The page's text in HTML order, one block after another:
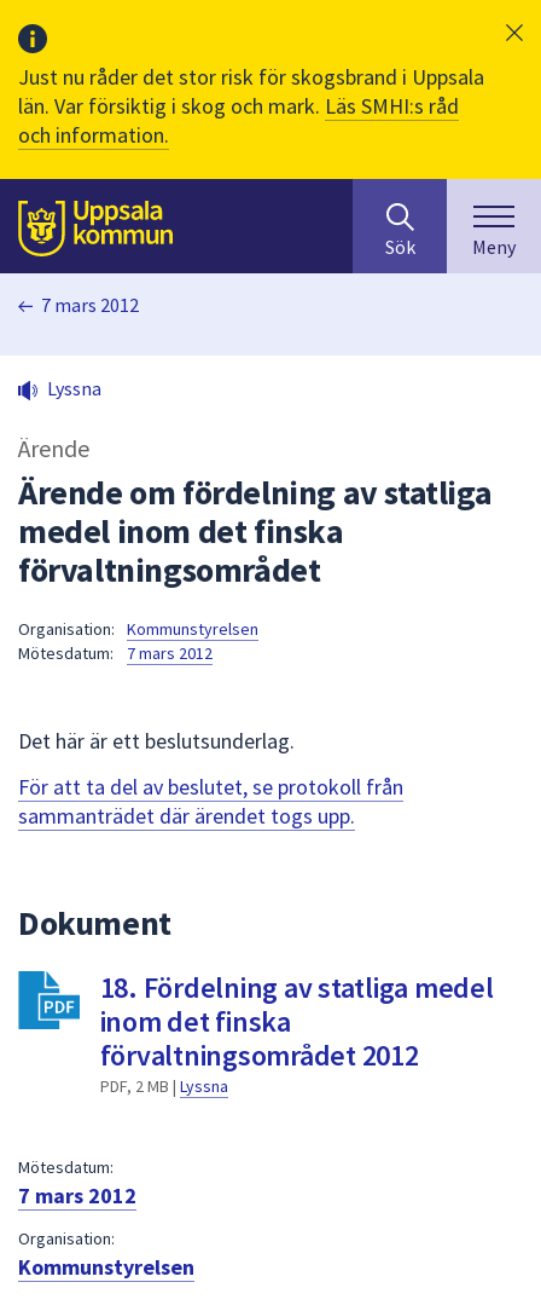
Just nu råder det stor risk för skogsbrand i Uppsala
län. Var försiktig i skog och mark. Läs SMHI:s råd
och information.
Till sidans
huvudinnehåll
efter
innehåll
på
sökfältet
kommer
att
navigera
mellan
att
välja
av
Sök Meny
7 mars 2012
Lyssna
Ärende
Ärende om fördelning av statliga
medel inom det finska
förvaltningsområdet
Organisation:
Kommunstyrelsen
Mötesdatum:
7 mars 2012
Det här är ett beslutsunderlag.
För att ta del av beslutet, se protokoll från
sammanträdet där ärendet togs upp.
Dokument
18. Fördelning av statliga medel
inom det finska
förvaltningsområdet 2012
PDF, 2 MB | Lyssna
Mötesdatum:
7 mars 2012
Organisation:
Kommunstyrelsen